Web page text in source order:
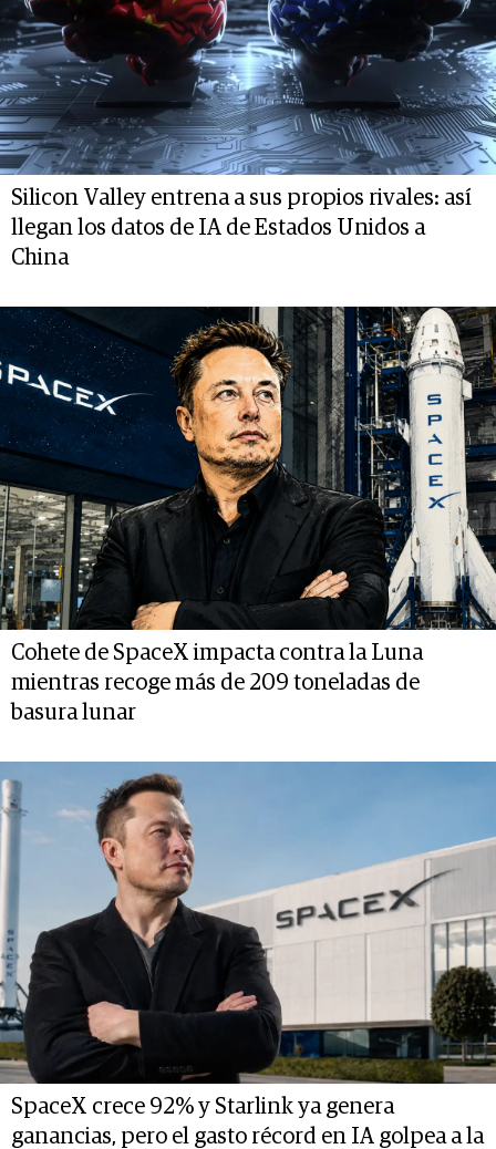
Silicon Valley entrena a sus propios rivales: así
llegan los datos de IA de Estados Unidos a
China
Cohete de SpaceX impacta contra la Luna
mientras recoge más de 209 toneladas de
basura lunar
SpaceX crece 92% y Starlink ya genera
ganancias, pero el gasto récord en IA golpea a la